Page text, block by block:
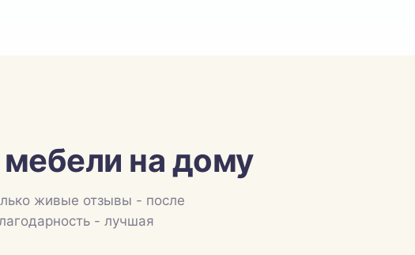
на дому
живые отзывы - после
- лучшая